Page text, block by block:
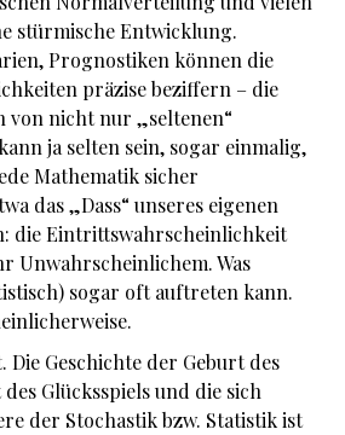
stürmische Entwicklung.
Prognostiken können die
präzise beziffern – die
von nicht nur „seltenen“
ja selten sein, sogar einmalig,
Mathematik sicher
das „Dass“ unseres eigenen
die Eintrittswahrscheinlichkeit
Unwahrscheinlichem. Was
sogar oft auftreten kann.
Geschichte der Geburt des
Glücksspiels und die sich
der Stochastik bzw. Statistik ist